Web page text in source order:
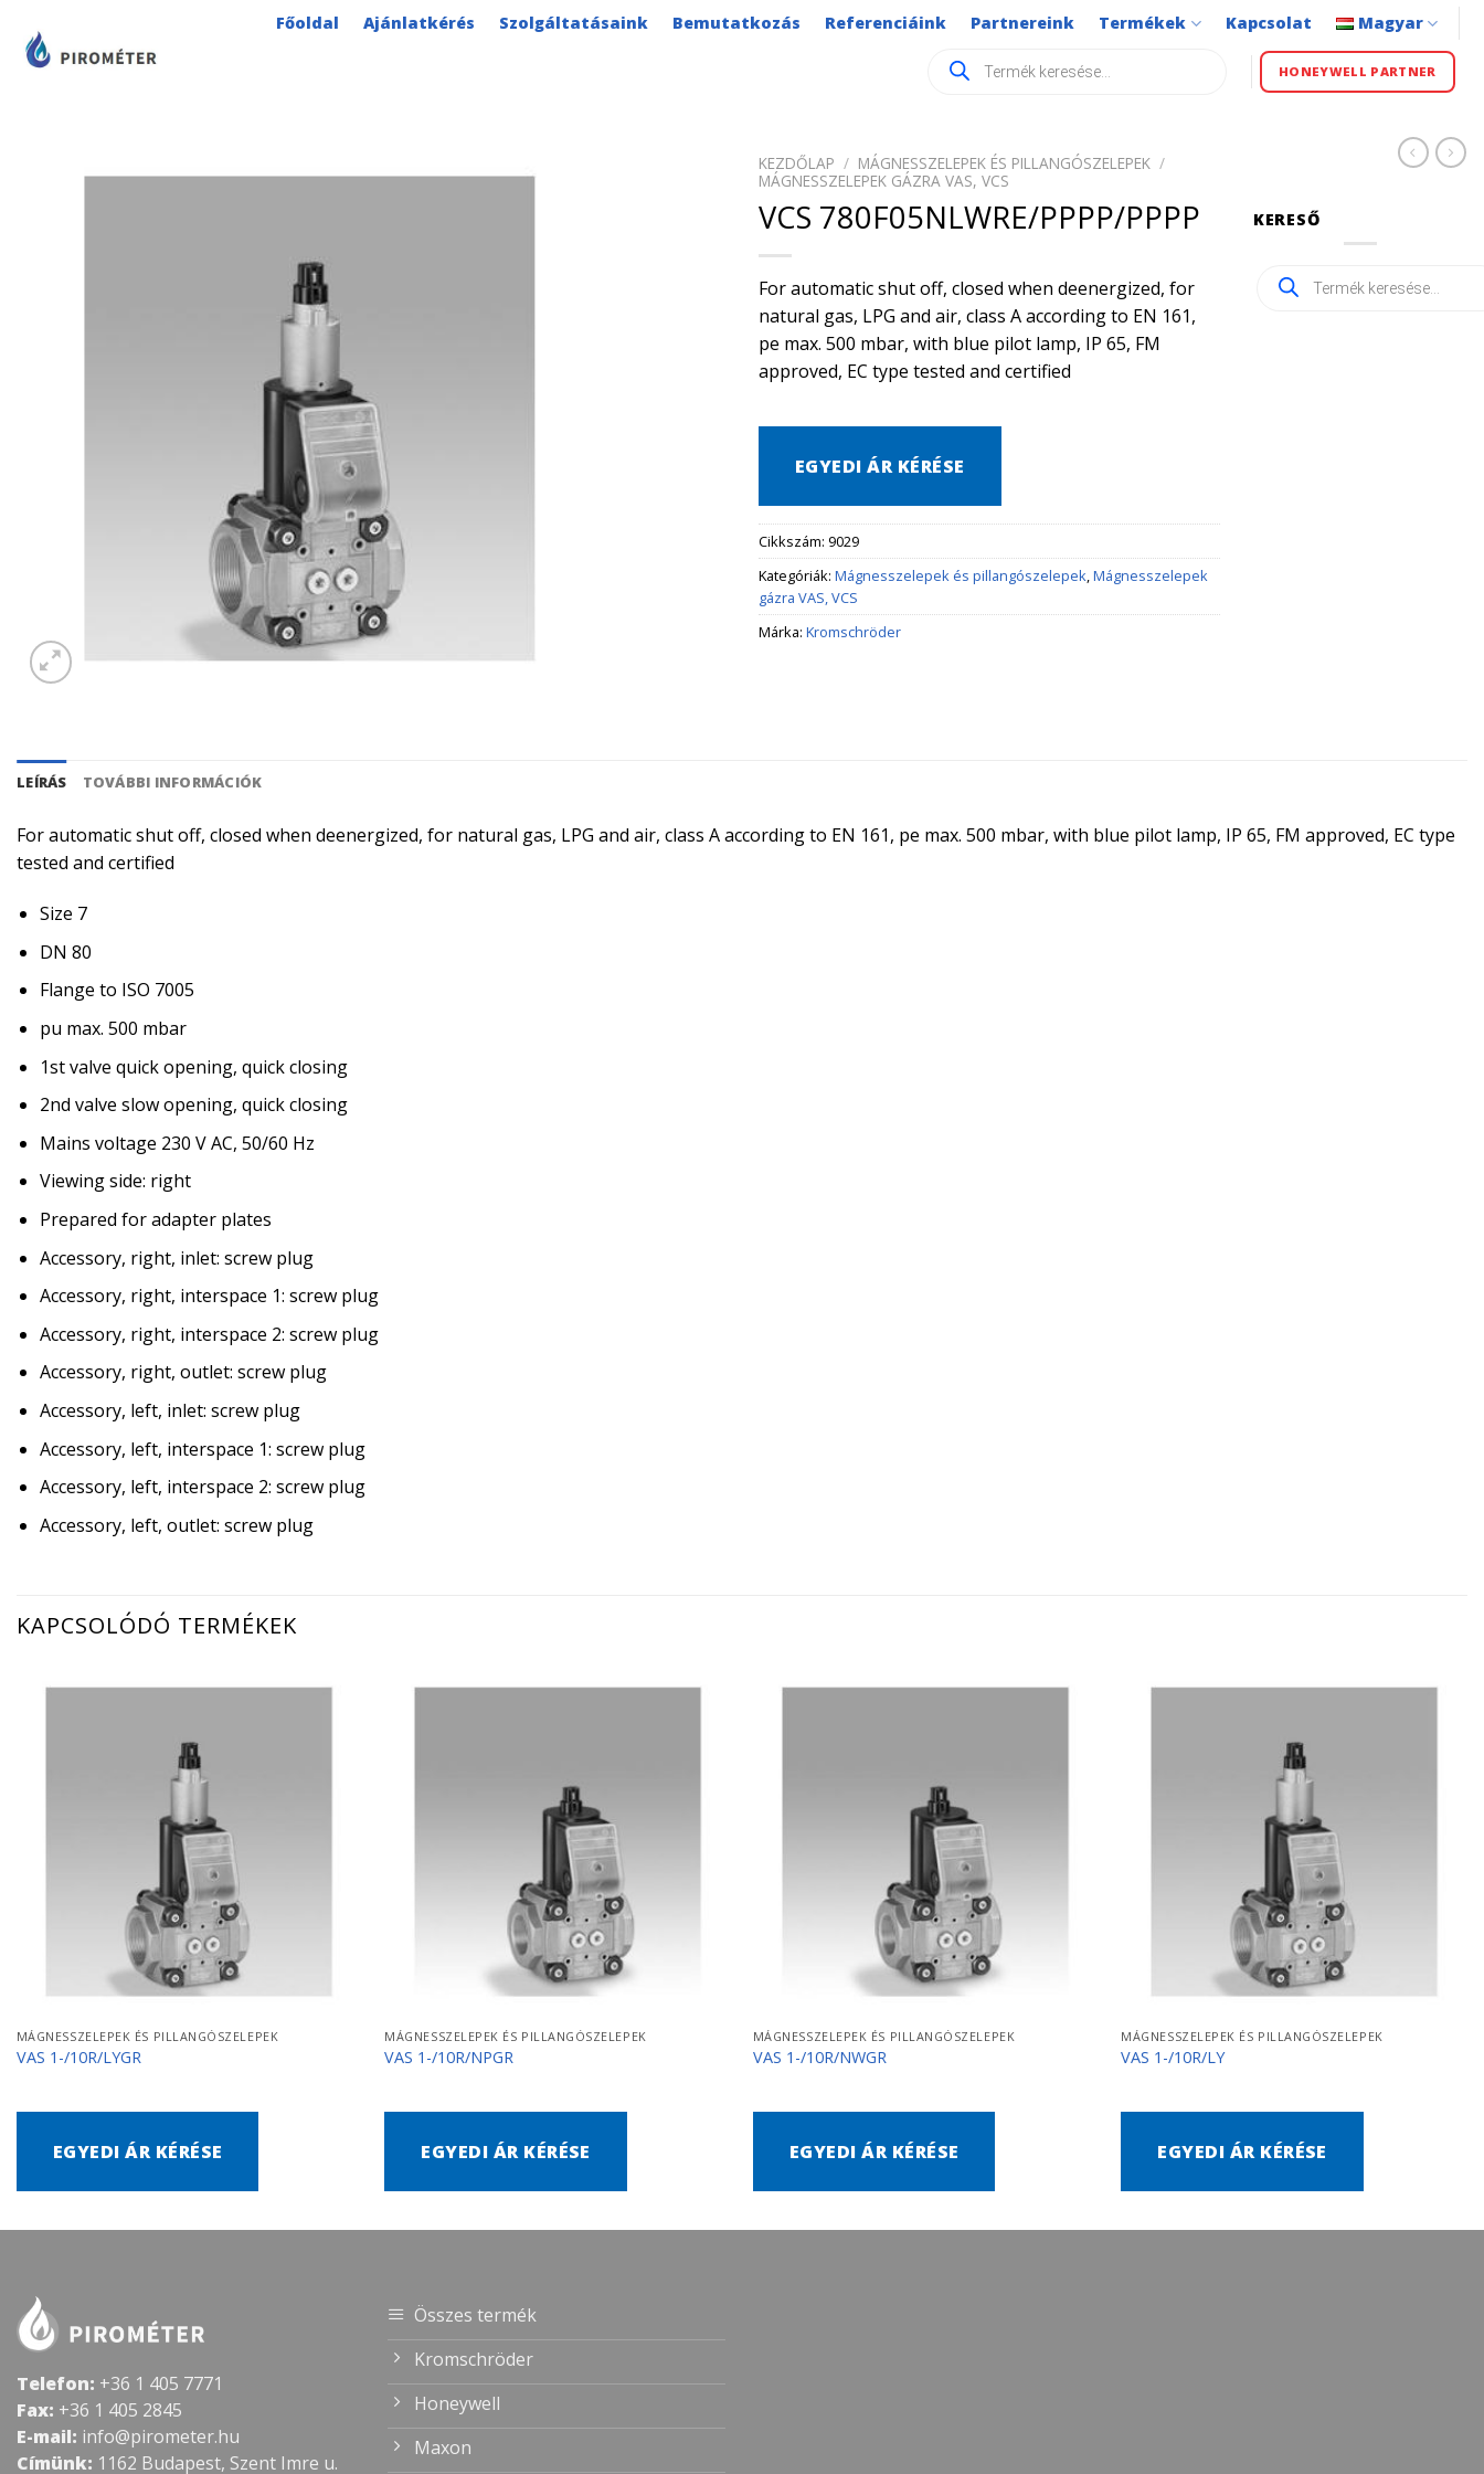
content
Főoldal Ajánlatkérés Szolgáltatásaink Bemutatkozás Referenciáink Partnereink Termékek Kapcsolat Magyar
search HONEYWELL PARTNER
KEZDŐLAP / MÁGNESSZELEPEK ÉS PILLANGÓSZELEPEK /
MÁGNESSZELEPEK GÁZRA VAS, VCS
VCS 780F05NLWRE/PPPP/PPPP
For automatic shut off, closed when deenergized, for
natural gas, LPG and air, class A according to EN 161,
pe max. 500 mbar, with blue pilot lamp, IP 65, FM
approved, EC type tested and certified
EGYEDI ÁR KÉRÉSE
Cikkszám: 9029
Kategóriák: Mágnesszelepek és pillangószelepek Mágnesszelepek
gázra VAS, VCS
Márka: Kromschröder
KERESŐ
Products
search
LEÍRÁS TOVÁBBI INFORMÁCIÓK
For automatic shut off, closed when deenergized, for natural gas, LPG and air, class A according to EN 161, pe max. 500 mbar, with blue pilot lamp, IP 65, FM approved, EC type
tested and certified
Size 7
DN 80
Flange to ISO 7005
pu max. 500 mbar
1st valve quick opening, quick closing
2nd valve slow opening, quick closing
Mains voltage 230 V AC, 50/60 Hz
Viewing side: right
Prepared for adapter plates
Accessory, right, inlet: screw plug
Accessory, right, interspace 1: screw plug
Accessory, right, interspace 2: screw plug
Accessory, right, outlet: screw plug
Accessory, left, inlet: screw plug
Accessory, left, interspace 1: screw plug
Accessory, left, interspace 2: screw plug
Accessory, left, outlet: screw plug
KAPCSOLÓDÓ TERMÉKEK
MÁGNESSZELEPEK ÉS PILLANGÓSZELEPEK
VAS 1-/10R/LYGR
EGYEDI ÁR KÉRÉSE
MÁGNESSZELEPEK ÉS PILLANGÓSZELEPEK
VAS 1-/10R/NPGR
EGYEDI ÁR KÉRÉSE
MÁGNESSZELEPEK ÉS PILLANGÓSZELEPEK
VAS 1-/10R/NWGR
EGYEDI ÁR KÉRÉSE
MÁGNESSZELEPEK ÉS PILLANGÓSZELEPEK
VAS 1-/10R/LY
EGYEDI ÁR KÉRÉSE
Telefon: +36 1 405 7771
Fax: +36 1 405 2845
E-mail: info@pirometer.hu
Címünk: 1162 Budapest, Szent Imre u.
Összes termék
Kromschröder
Honeywell
Maxon